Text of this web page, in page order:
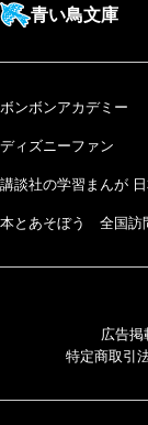
青い鳥文庫
ボンボンアカデミー
ディズニーファン
講談社の学習まんが
本とあそぼう 全国訪
広告
特定商取引